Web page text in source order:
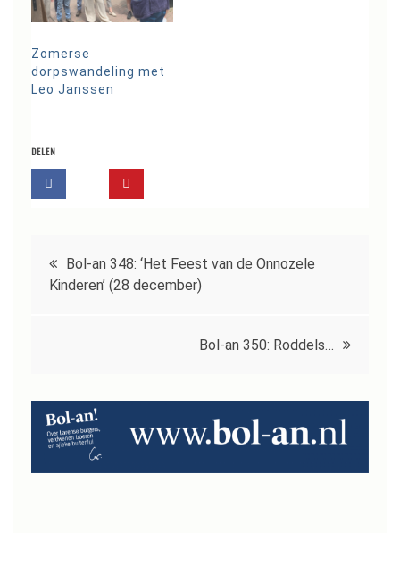
Zomerse
dorpswandeling met
Leo Janssen
DELEN
Bericht
navigatie
Bol-an 348: ‘Het Feest van de Onnozele
Kinderen’ (28 december)
Bol-an 350: Roddels…